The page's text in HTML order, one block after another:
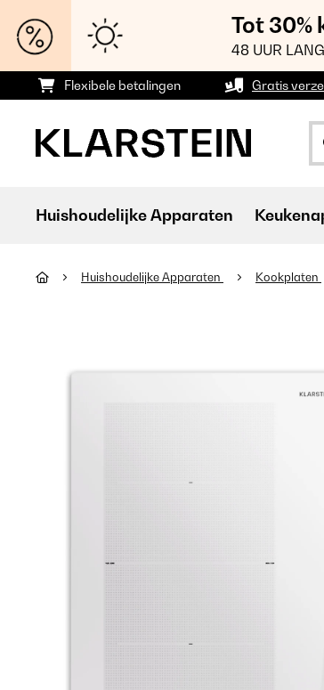
Tot
48 UUR
Flexibele betalingen Gratis
Huishoudelijke Apparaten
Huishoudelijke Apparaten Kookplaten